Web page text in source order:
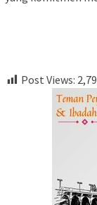
Post Views: